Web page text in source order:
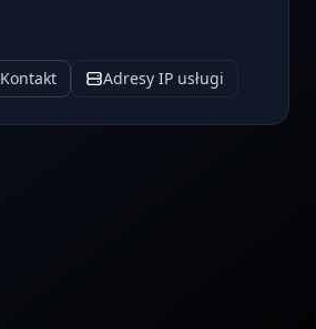
Kontakt Adresy IP usługi